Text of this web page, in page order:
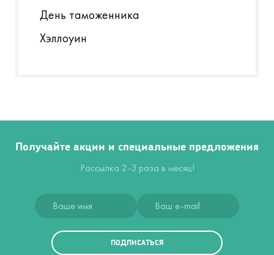
День таможенника
Хэллоуин
Получайте акции и специальные предложения
Рассылка 2-3 раза в месяц!
ПОДПИСАТЬСЯ